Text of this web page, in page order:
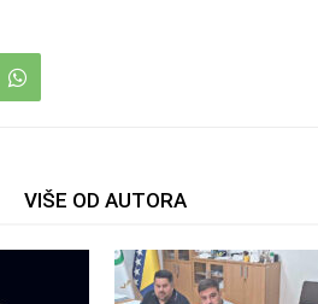
VIŠE OD AUTORA